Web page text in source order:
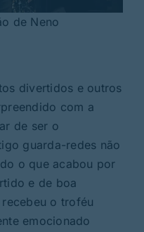
de Neno
divertidos e outros
com a
de ser o
guarda-redes não
o que acabou por
e de boa
o troféu
emocionado